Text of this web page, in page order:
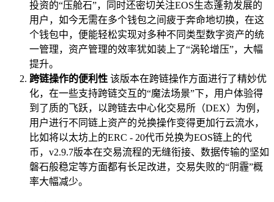
投资的“压舱石”，同时还密切关注EOS生态蓬勃发展的
用户，如今无需在多个钱包之间疲于奔命地切换，在这
个钱包中，便能轻松实现对多种不同类型数字资产的统
一管理，资产管理的效率犹如装上了“涡轮增压”，大幅
提升。
跨链操作的便利性 该版本在跨链操作方面进行了精妙优
化，在一些支持跨链交互的“魔法场景”下，用户体验得
到了质的飞跃，以跨链去中心化交易所（DEX）为例，
用户进行不同链上资产的兑换操作变得更加行云流水，
比如将以太坊上的ERC - 20代币兑换为EOS链上的代
币，v2.9.7版本在交易流程的无缝衔接、数据传输的坚如
磐石般稳定等方面都有长足改进，交易失败的“阴霾”概
率大幅减少。